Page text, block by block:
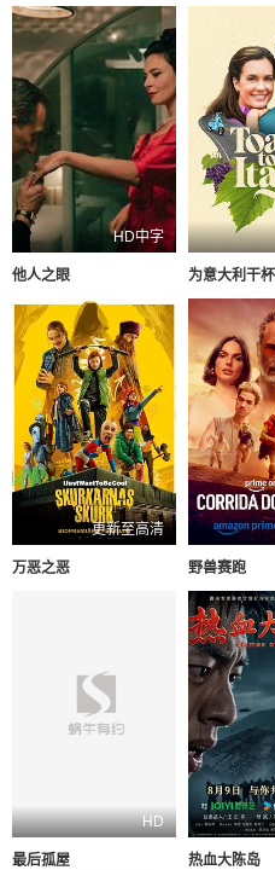
HD中字
他人之眼 为意大利干杯
更新至高清
万恶之恶 野兽赛跑
HD
最后孤屋 热血大陈岛